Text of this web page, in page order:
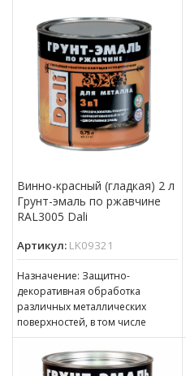
толщиной ржавчины до 100 мкм
Винно-красный (гладкая) 2 л
Грунт-эмаль по ржавчине
RAL3005 Dali
Артикул: LK09321
Назначение: Защитно-
декоративная обработка
различных металлических
поверхностей, в том числе
пораженных точечной или
сплошной коррозией c
толщиной ржавчины до 100 мкм